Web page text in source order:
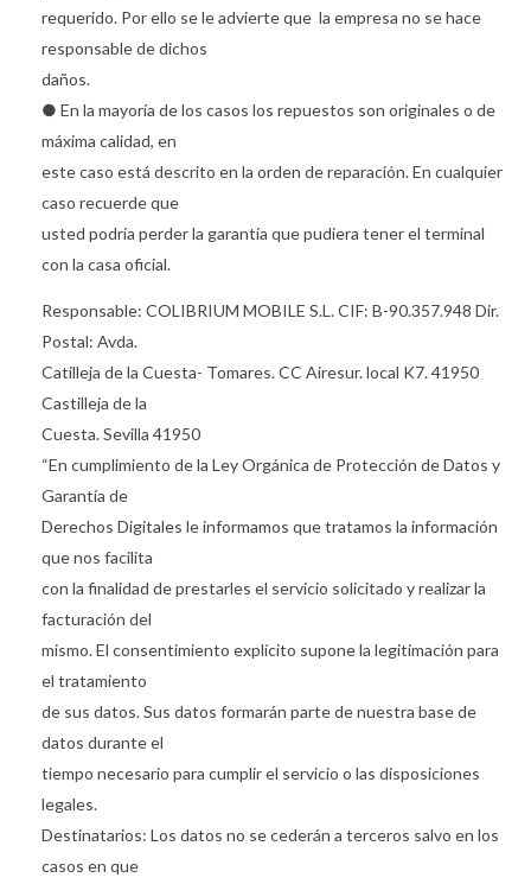
requerido. Por ello se le advierte que la empresa no se hace
responsable de dichos
daños.
● En la mayoría de los casos los repuestos son originales o de
máxima calidad, en
este caso está descrito en la orden de reparación. En cualquier
caso recuerde que
usted podría perder la garantía que pudiera tener el terminal
con la casa oficial.
Responsable: COLIBRIUM MOBILE S.L. CIF: B-90.357.948 Dir.
Postal: Avda.
Catilleja de la Cuesta- Tomares. CC Airesur. local K7. 41950
Castilleja de la
Cuesta. Sevilla 41950
“En cumplimiento de la Ley Orgánica de Protección de Datos y
Garantía de
Derechos Digitales le informamos que tratamos la información
que nos facilita
con la finalidad de prestarles el servicio solicitado y realizar la
facturación del
mismo. El consentimiento explícito supone la legitimación para
el tratamiento
de sus datos. Sus datos formarán parte de nuestra base de
datos durante el
tiempo necesario para cumplir el servicio o las disposiciones
legales.
Destinatarios: Los datos no se cederán a terceros salvo en los
casos en que